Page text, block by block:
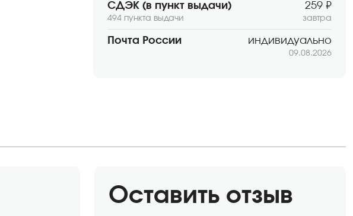
СДЭК (в пункт выдачи)
494 пункта выдачи
259 ₽
завтра
Почта России индивидуально
09.08.2026
Оставить отзыв